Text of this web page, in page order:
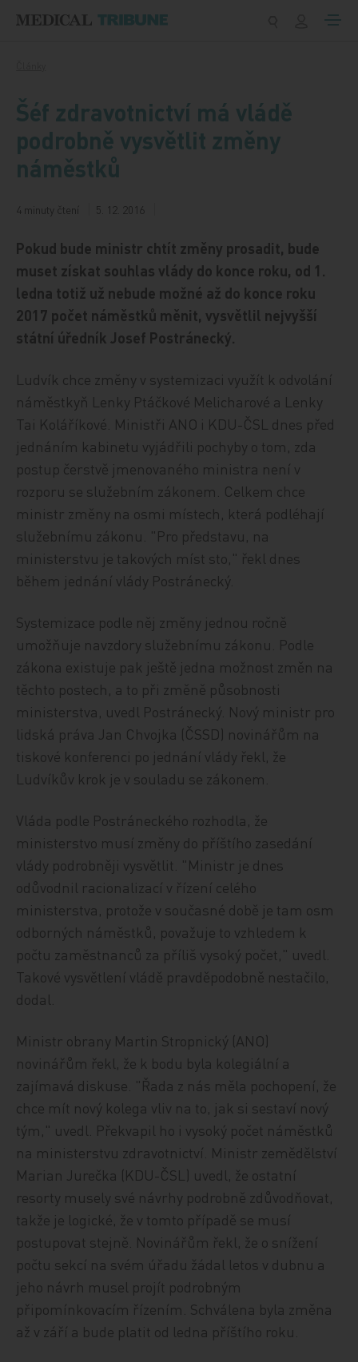
Šéf zdravotnictví má vládě
podrobně vysvětlit změny
náměstků
4 minuty čtení 5. 12. 2016
Pokud bude ministr chtít změny prosadit, bude
muset získat souhlas vlády do konce roku, od 1.
ledna totiž už nebude možné až do konce roku
2017 počet náměstků měnit, vysvětlil nejvyšší
státní úředník Josef Postránecký.
Ludvík chce změny v systemizaci využít k odvolání
náměstkyň Lenky Ptáčkové Melicharové a Lenky
Tai Koláříkové. Ministři ANO i KDU-ČSL dnes před
jednáním kabinetu vyjádřili pochyby o tom, zda
postup čerstvě jmenovaného ministra není v
rozporu se služebním zákonem. Celkem chce
ministr změny na osmi místech, která podléhají
služebnímu zákonu. "Pro představu, na
ministerstvu je takových míst sto," řekl dnes
během jednání vlády Postránecký.
Systemizace podle něj změny jednou ročně
umožňuje navzdory služebnímu zákonu. Podle
zákona existuje pak ještě jedna možnost změn na
těchto postech, a to při změně působnosti
ministerstva, uvedl Postránecký. Nový ministr pro
lidská práva Jan Chvojka (ČSSD) novinářům na
tiskové konferenci po jednání vlády řekl, že
Ludvíkův krok je v souladu se zákonem.
Vláda podle Postráneckého rozhodla, že
ministerstvo musí změny do příštího zasedání
vlády podrobněji vysvětlit. "Ministr je dnes
odůvodnil racionalizací v řízení celého
ministerstva, protože v současné době je tam osm
odborných náměstků, považuje to vzhledem k
počtu zaměstnanců za příliš vysoký počet," uvedl.
Takové vysvětlení vládě pravděpodobně nestačilo,
dodal.
Ministr obrany Martin Stropnický (ANO)
novinářům řekl, že k bodu byla kolegiální a
zajímavá diskuse. "Řada z nás měla pochopení, že
chce mít nový kolega vliv na to, jak si sestaví nový
tým," uvedl. Překvapil ho i vysoký počet náměstků
na ministerstvu zdravotnictví. Ministr zemědělství
Marian Jurečka (KDU-ČSL) uvedl, že ostatní
resorty musely své návrhy podrobně zdůvodňovat,
takže je logické, že v tomto případě se musí
postupovat stejně. Novinářům řekl, že o snížení
počtu sekcí na svém úřadu žádal letos v dubnu a
jeho návrh musel projít podrobným
připomínkovacím řízením. Schválena byla změna
až v září a bude platit od ledna příštího roku.